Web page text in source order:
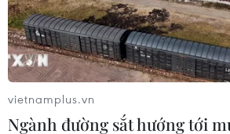
vietnamplus.vn
Ngành đường sắt hướng tới